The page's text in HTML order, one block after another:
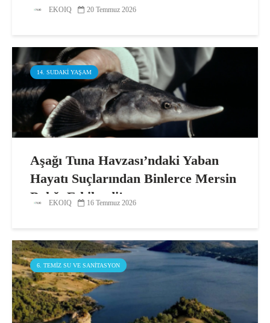
EKOIQ 20 Temmuz 2026
14. SUDAKI YAŞAM
Aşağı Tuna Havzası’ndaki Yaban
Hayatı Suçlarından Binlerce Mersin
Balığı Etkilendi!
EKOIQ 16 Temmuz 2026
6. TEMIZ SU VE SANITASYON